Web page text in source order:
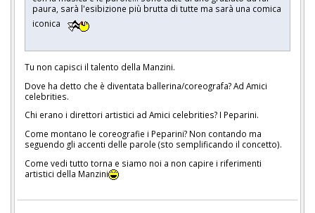
paura, sarà l'esibizione più brutta di tutte ma sarà una comica
iconica
Tu non capisci il talento della Manzini.
Dove ha detto che è diventata ballerina/coreografa? Ad Amici
celebrities.
Chi erano i direttori artistici ad Amici celebrities? I Peparini.
Come montano le coreografie i Peparini? Non contando ma
seguendo gli accenti delle parole (sto semplificando il concetto).
Come vedi tutto torna e siamo noi a non capire i riferimenti
artistici della Manzini